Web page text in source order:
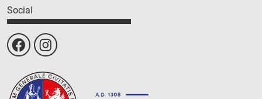
Social